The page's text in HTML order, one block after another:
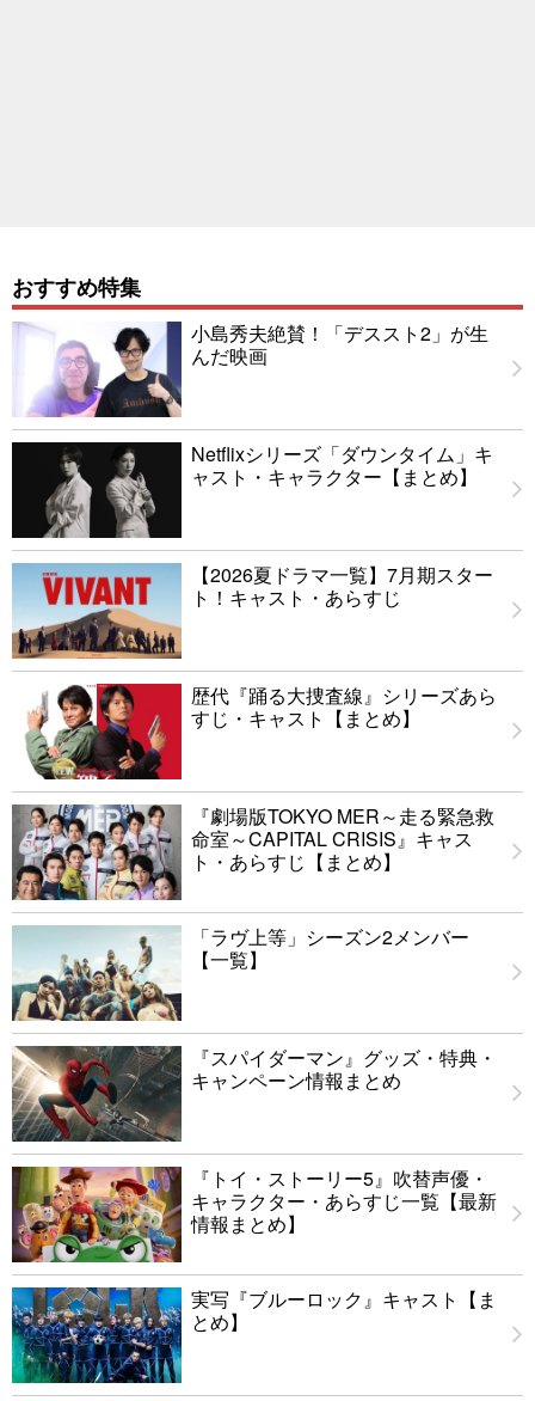
おすすめ特集
小島秀夫絶賛！「デススト2」が生
んだ映画
Netflixシリーズ「ダウンタイム」キ
ャスト・キャラクター【まとめ】
【2026夏ドラマ一覧】7月期スター
ト！キャスト・あらすじ
歴代『踊る大捜査線』シリーズあら
すじ・キャスト【まとめ】
『劇場版TOKYO MER～走る緊急救
命室～CAPITAL CRISIS』キャス
ト・あらすじ【まとめ】
「ラヴ上等」シーズン2メンバー
【一覧】
『スパイダーマン』グッズ・特典・
キャンペーン情報まとめ
『トイ・ストーリー5』吹替声優・
キャラクター・あらすじ一覧【最新
情報まとめ】
実写『ブルーロック』キャスト【ま
とめ】